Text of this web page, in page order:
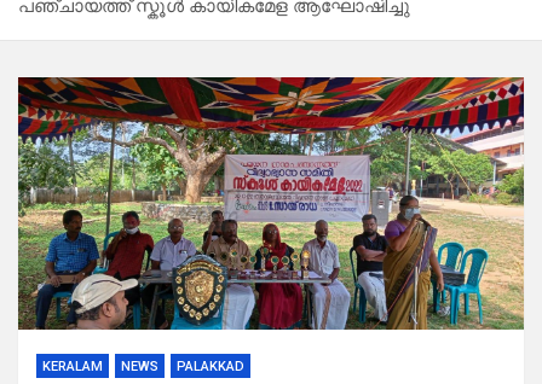
പഞ്ചായത്ത് സ്കൂൾ കായികമേള ആഘോഷിച്ചു
KERALAM NEWS PALAKKAD